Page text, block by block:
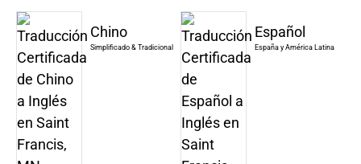
Chino
Simplificado & Tradicional
Español
España y América Latina